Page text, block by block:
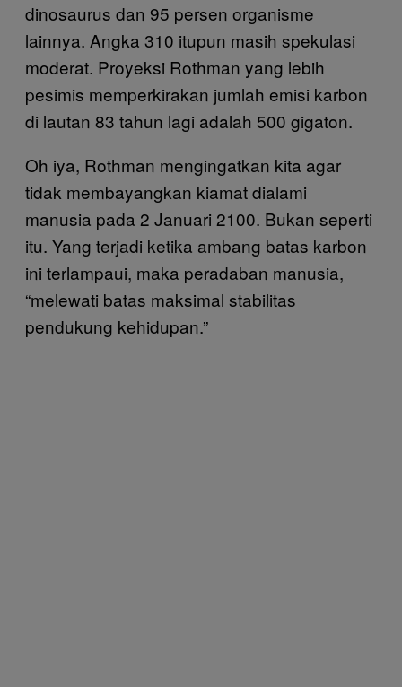
dinosaurus dan 95 persen organisme
lainnya. Angka 310 itupun masih spekulasi
moderat. Proyeksi Rothman yang lebih
pesimis memperkirakan jumlah emisi karbon
di lautan 83 tahun lagi adalah 500 gigaton.
Oh iya, Rothman mengingatkan kita agar
tidak membayangkan kiamat dialami
manusia pada 2 Januari 2100. Bukan seperti
itu. Yang terjadi ketika ambang batas karbon
ini terlampaui, maka peradaban manusia,
“melewati batas maksimal stabilitas
pendukung kehidupan.”